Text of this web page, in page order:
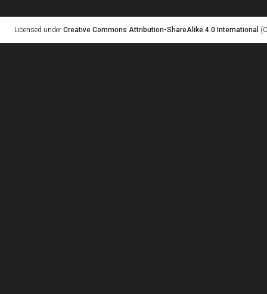
Licensed under Creative Commons Attribution-ShareAlike 4.0 International